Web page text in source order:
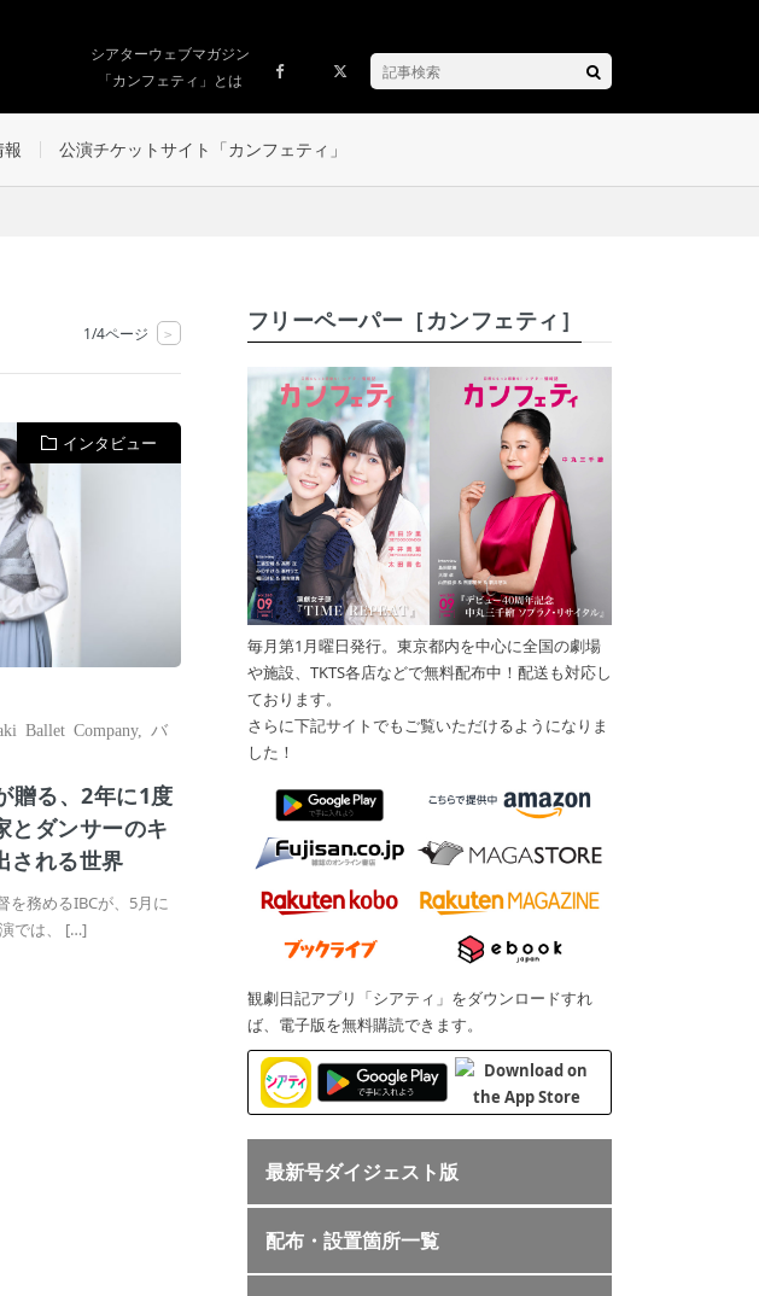
シアターウェブマガジン
「カンフェティ」とは
報 公演チケットサイト「カンフェティ」
1/4ページ >
インタビュー
Ballet Company, バ
る、2年に1度
ダンサーのキ
される世界
務めるIBCが、5月に
では、 […]
フリーペーパー［カンフェティ］
毎月第1月曜日発行。東京都内を中心に全国の劇場
や施設、TKTS各店などで無料配布中！配送も対応し
ております。
さらに下記サイトでもご覧いただけるようになりま
した！
観劇日記アプリ「シアティ」をダウンロードすれ
ば、電子版を無料購読できます。
最新号ダイジェスト版
配布・設置箇所一覧